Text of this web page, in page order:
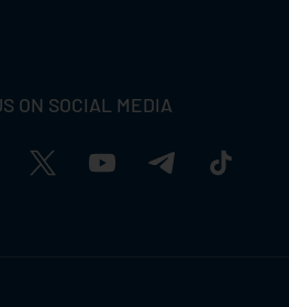
ON SOCIAL MEDIA